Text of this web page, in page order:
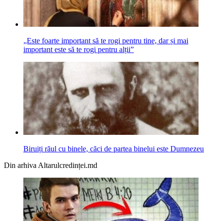
„Este foarte important să te rogi pentru tine, dar și mai
important este să te rogi pentru alții”
Biruiți răul cu binele, căci de partea binelui este Dumnezeu
Din arhiva Altarulcredinței.md